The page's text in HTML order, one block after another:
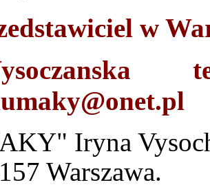
w
Iryna
Warszawa.